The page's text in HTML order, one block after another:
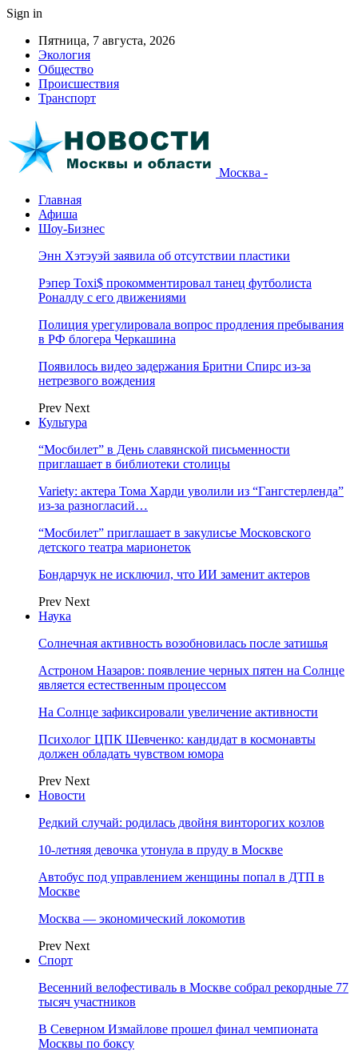
Sign in
Пятница, 7 августа, 2026
Экология
Общество
Происшествия
Транспорт
Москва -
Главная
Афиша
Шоу-Бизнес
Энн Хэтэуэй заявила об отсутствии пластики
Рэпер Toxi$ прокомментировал танец футболиста
Роналду с его движениями
Полиция урегулировала вопрос продления пребывания
в РФ блогера Черкашина
Появилось видео задержания Бритни Спирс из-за
нетрезвого вождения
Prev Next
Культура
“Мосбилет” в День славянской письменности
приглашает в библиотеки столицы
Variety: актера Тома Харди уволили из “Гангстерленда”
из-за разногласий…
“Мосбилет” приглашает в закулисье Московского
детского театра марионеток
Бондарчук не исключил, что ИИ заменит актеров
Prev Next
Наука
Солнечная активность возобновилась после затишья
Астроном Назаров: появление черных пятен на Солнце
является естественным процессом
На Солнце зафиксировали увеличение активности
Психолог ЦПК Шевченко: кандидат в космонавты
должен обладать чувством юмора
Prev Next
Новости
Редкий случай: родилась двойня винторогих козлов
10-летняя девочка утонула в пруду в Москве
Автобус под управлением женщины попал в ДТП в
Москве
Москва — экономический локомотив
Prev Next
Спорт
Весенний велофестиваль в Москве собрал рекордные 77
тысяч участников
В Северном Измайлове прошел финал чемпионата
Москвы по боксу